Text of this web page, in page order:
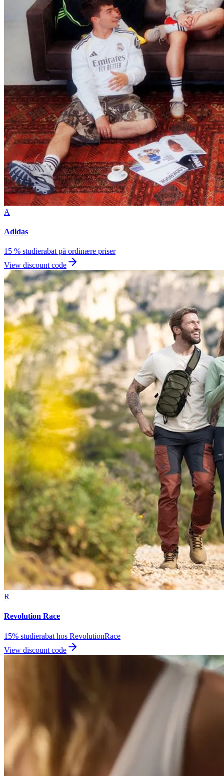
A
Adidas
15 % studierabat på ordinære priser
View discount code
R
Revolution Race
15% studierabat hos RevolutionRace
View discount code